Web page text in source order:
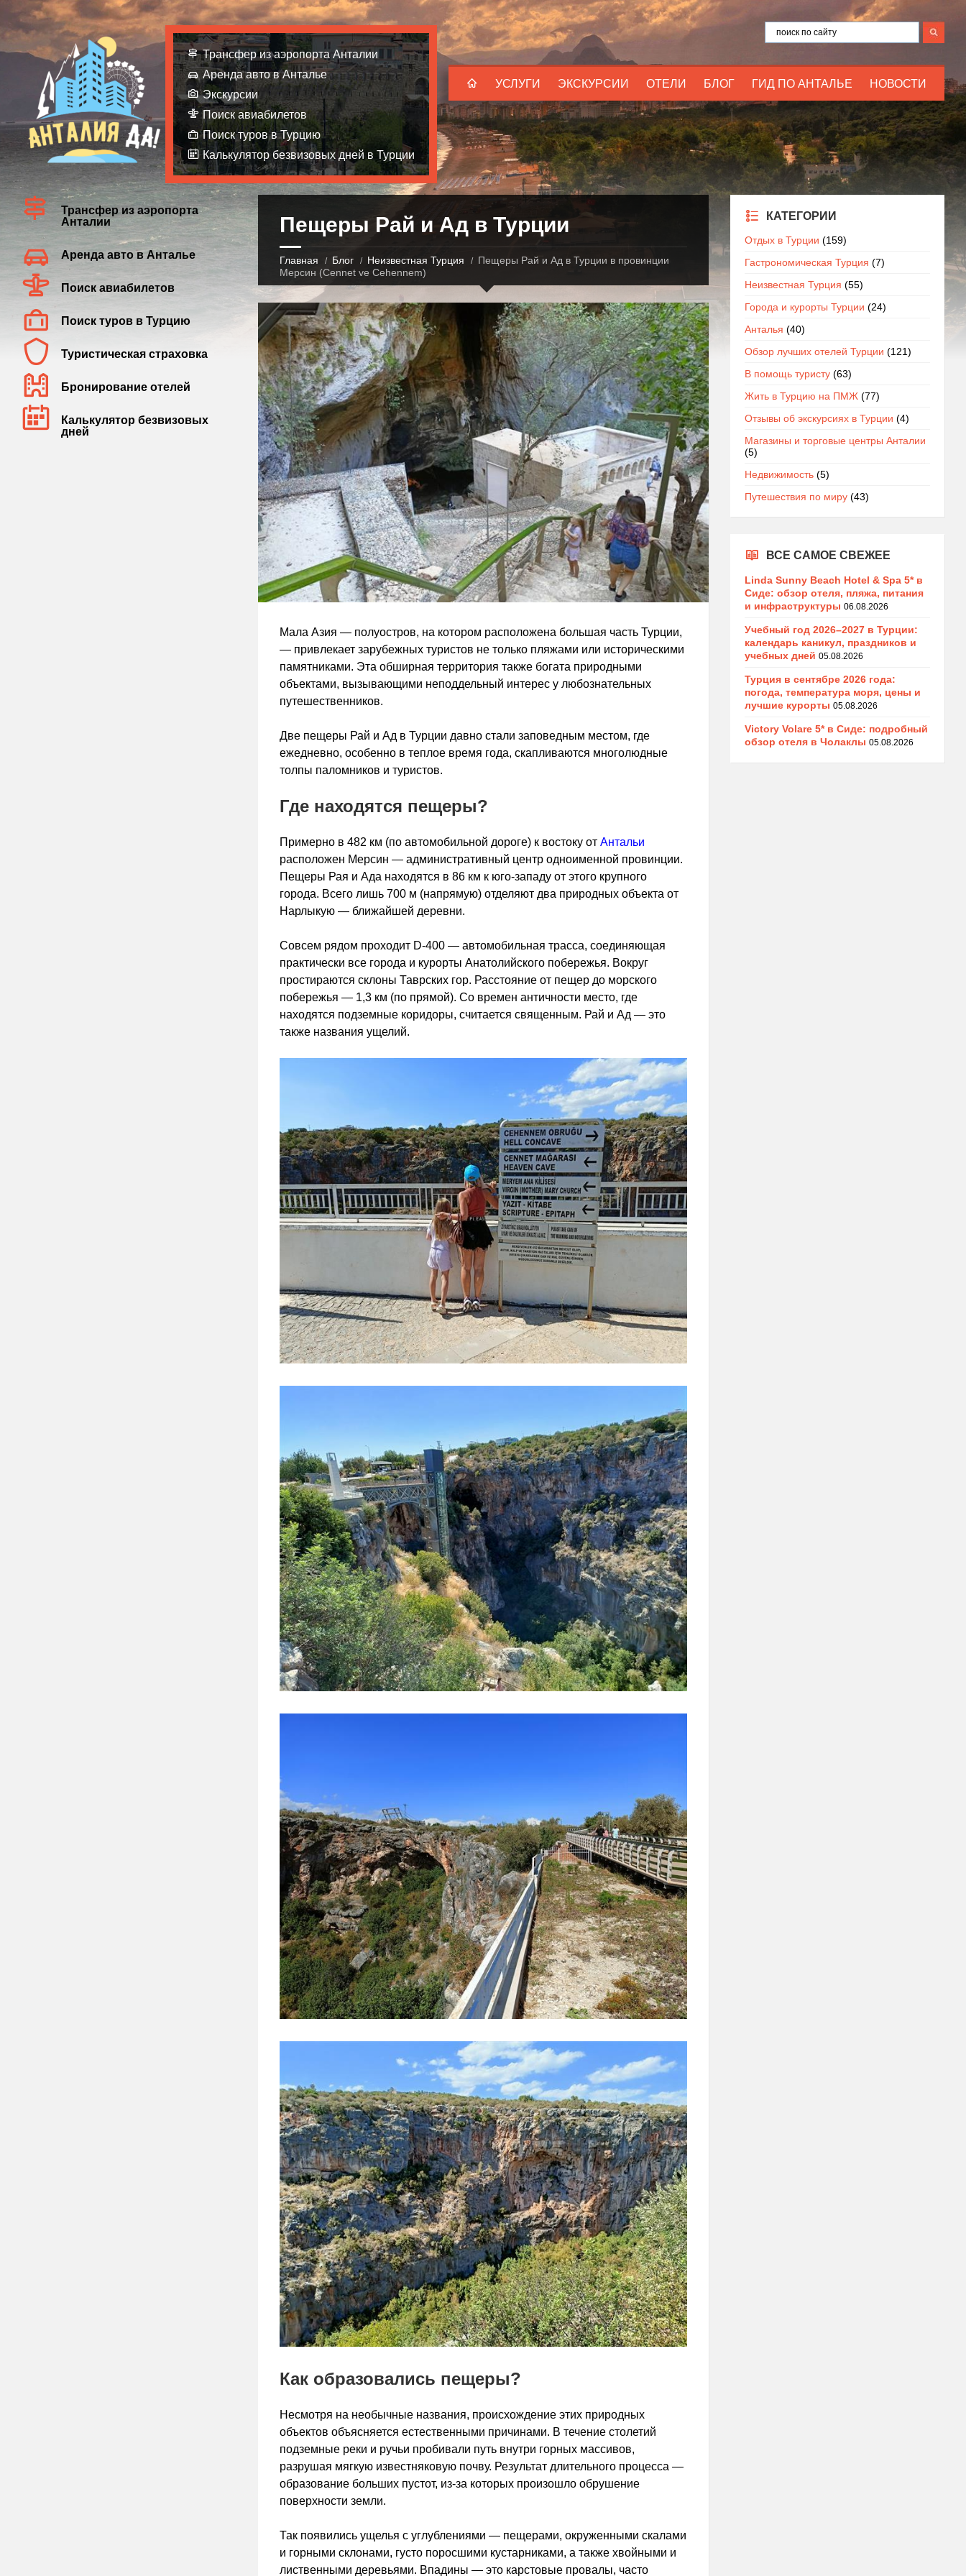
УСЛУГИ ЭКСКУРСИИ ОТЕЛИ БЛОГ ГИД ПО АНТАЛЬЕ НОВОСТИ
Трансфер из аэропорта Анталии
Аренда авто в Анталье
Экскурсии
Поиск авиабилетов
Поиск туров в Турцию
Калькулятор безвизовых дней в Турции
Пещеры Рай и Ад в Турции
Главная Блог Неизвестная Турция
Пещеры Рай и Ад в Турции в провинции
Мерсин (Cennet ve Cehennem)
Мала Азия — полуостров, на котором расположена большая часть Турции,
— привлекает зарубежных туристов не только пляжами или историческими
памятниками. Эта обширная территория также богата природными
объектами, вызывающими неподдельный интерес у любознательных
путешественников.
Две пещеры Рай и Ад в Турции давно стали заповедным местом, где
ежедневно, особенно в теплое время года, скапливаются многолюдные
толпы паломников и туристов.
Где находятся пещеры?
Примерно в 482 км (по автомобильной дороге) к востоку от Антальи
расположен Мерсин — административный центр одноименной провинции.
Пещеры Рая и Ада находятся в 86 км к юго-западу от этого крупного
города. Всего лишь 700 м (напрямую) отделяют два природных объекта от
Нарлыкую — ближайшей деревни.
Совсем рядом проходит D-400 — автомобильная трасса, соединяющая
практически все города и курорты Анатолийского побережья. Вокруг
простираются склоны Таврских гор. Расстояние от пещер до морского
побережья — 1,3 км (по прямой). Со времен античности место, где
находятся подземные коридоры, считается священным. Рай и Ад — это
также названия ущелий.
Как образовались пещеры?
Несмотря на необычные названия, происхождение этих природных
объектов объясняется естественными причинами. В течение столетий
подземные реки и ручьи пробивали путь внутри горных массивов,
разрушая мягкую известняковую почву. Результат длительного процесса —
образование больших пустот, из-за которых произошло обрушение
поверхности земли.
Так появились ущелья с углублениями — пещерами, окруженными скалами
и горными склонами, густо поросшими кустарниками, а также хвойными и
лиственными деревьями. Впадины — это карстовые провалы, часто
Трансфер из аэропорта
Анталии
Аренда авто в Анталье
Поиск авиабилетов
Поиск туров в Турцию
Туристическая страховка
Бронирование отелей
Калькулятор безвизовых
дней
КАТЕГОРИИ
Отдых в Турции (159)
Гастрономическая Турция (7)
Неизвестная Турция (55)
Города и курорты Турции (24)
Анталья (40)
Обзор лучших отелей Турции (121)
В помощь туристу(63)
Жить в Турцию на ПМЖ(77)
Отзывы об экскурсиях в Турции (4)
Магазины и торговые центры Анталии
(5)
Недвижимость(5)
Путешествия по миру(43)
ВСЕ САМОЕ СВЕЖЕЕ
Linda Sunny Beach Hotel & Spa 5* в
Сиде: обзор отеля, пляжа, питания
и инфраструктуры 06.08.2026
Учебный год 2026–2027 в Турции:
календарь каникул, праздников и
учебных дней 05.08.2026
Турция в сентябре 2026 года:
погода, температура моря, цены и
лучшие курорты 05.08.2026
Victory Volare 5* в Сиде: подробный
обзор отеля в Чолаклы 05.08.2026